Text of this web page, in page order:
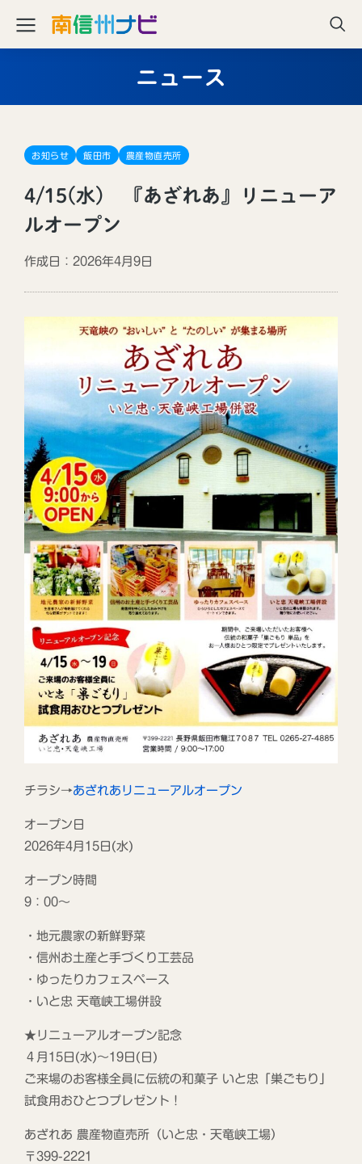
ニュース
お知らせ 飯田市 農産物直売所
4/15(水) 『あざれあ』リニューア
ルオープン
作成日：2026年4月9日
チラシ→あざれあリニューアルオープン
オープン日
2026年4月15日(水)
オープン時間
9：00～
・地元農家の新鮮野菜
・信州お土産と手づくり工芸品
・ゆったりカフェスペース
・いと忠 天竜峡工場併設
★リニューアルオープン記念
４月15日(水)～19日(日)
ご来場のお客様全員に伝統の和菓子 いと忠「巣ごもり」
試食用おひとつプレゼント！
あざれあ 農産物直売所（いと忠・天竜峡工場）
〒399-2221